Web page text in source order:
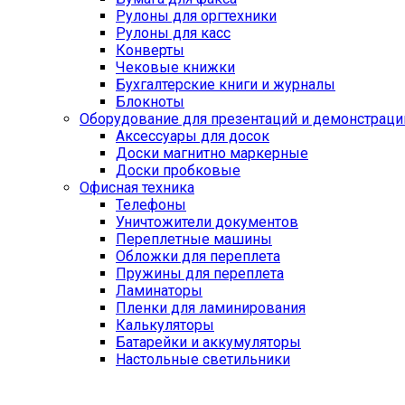
Рулоны для оргтехники
Рулоны для касс
Конверты
Чековые книжки
Бухгалтерские книги и журналы
Блокноты
Оборудование для презентаций и
Аксессуары для досок
Доски магнитно маркерные
Доски пробковые
Офисная техника
Телефоны
Уничтожители документов
Переплетные машины
Обложки для переплета
Пружины для переплета
Ламинаторы
Пленки для ламинирования
Калькуляторы
Батарейки и аккумуляторы
Настольные светильники